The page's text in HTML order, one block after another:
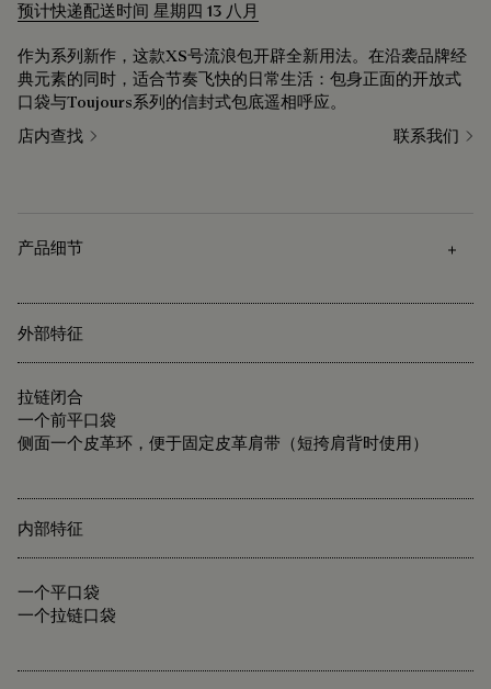
预计快递配送时间 星期四 13 八月
作为系列新作，这款XS号流浪包开辟全新用法。在沿袭品牌经
典元素的同时，适合节奏飞快的日常生活：包身正面的开放式
口袋与Toujours系列的信封式包底遥相呼应。
店内查找
联系我们
产品细节
外部特征
拉链闭合
一个前平口袋
侧面一个皮革环，便于固定皮革肩带（短挎肩背时使用）
内部特征
一个平口袋
一个拉链口袋